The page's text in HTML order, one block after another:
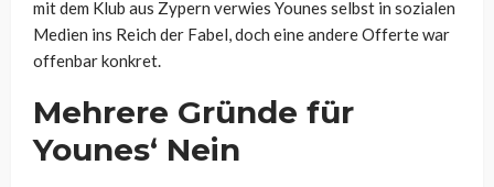
mit dem Klub aus Zypern verwies Younes selbst in sozialen
Medien ins Reich der Fabel, doch eine andere Offerte war
offenbar konkret.
Mehrere Gründe für
Younes‘ Nein